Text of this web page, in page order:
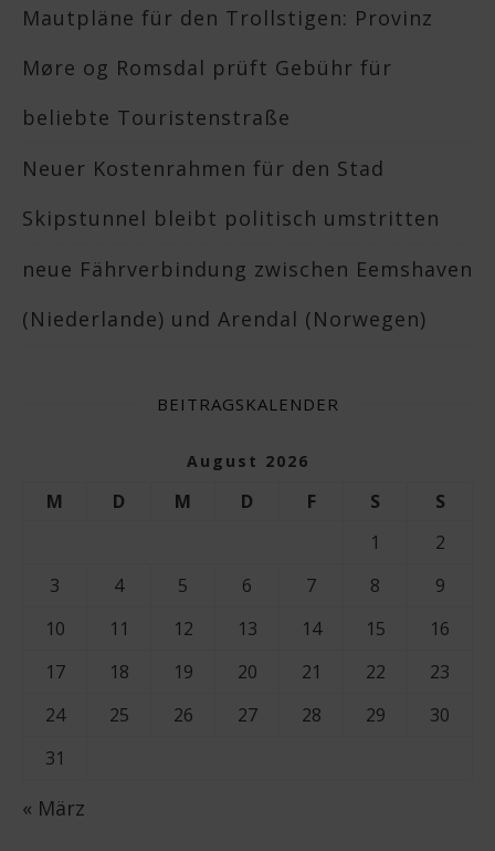
Mautpläne für den Trollstigen: Provinz
Møre og Romsdal prüft Gebühr für
beliebte Touristenstraße
Neuer Kostenrahmen für den Stad
Skipstunnel bleibt politisch umstritten
neue Fährverbindung zwischen Eemshaven
(Niederlande) und Arendal (Norwegen)
BEITRAGSKALENDER
August 2026
M D M D F S
S
1
2
3
4 5 6 7 8
9
10
11 12 13 14 15
16
17
18 19 20 21 22
23
24
25 26 27 28 29
30
31
« März